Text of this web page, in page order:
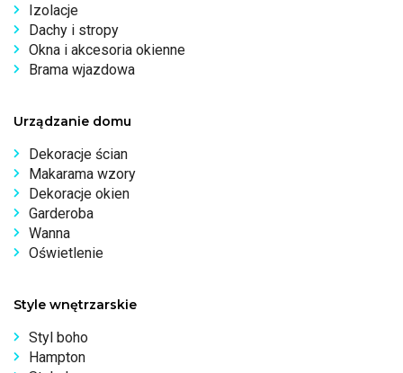
Izolacje
Dachy i stropy
Okna i akcesoria okienne
Brama wjazdowa
Urządzanie domu
Dekoracje ścian
Makarama wzory
Dekoracje okien
Garderoba
Wanna
Oświetlenie
Style wnętrzarskie
Styl boho
Hampton